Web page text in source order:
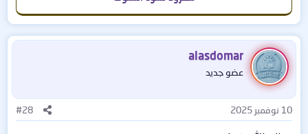
تثبيت وتفعيل ریباک اضغط ھنا
رابط آخر :
https://download.ru/files/PyabdxQk
alasdomar
عضو جديد
10 نوفمبر 2025 #28